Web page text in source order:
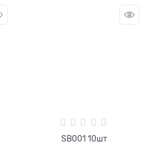
SB001 10шт